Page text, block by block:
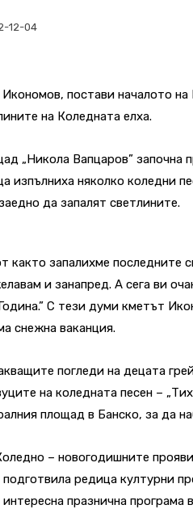
12-04
Икономов, постави началото
на Коледната елха.
„Никола Вапцаров” започна
изпълниха няколко коледни
да запалят светлините.
както запалихме последните
и занапред. А сега ви
С тези думи кметът
снежна ваканция.
погледи на децата
на коледната песен –
площад в Банско, за да
– новогодишните
редица културни
празнична